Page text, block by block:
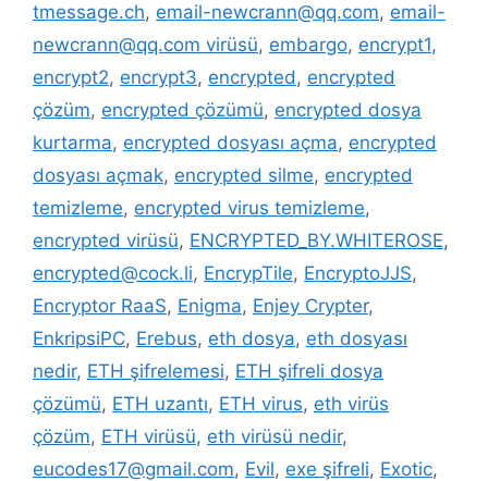
tmessage.ch, email-newcrann@qq.com, email-
newcrann@qq.com virüsü, embargo, encrypt1,
encrypt2, encrypt3, encrypted, encrypted
çözüm, encrypted çözümü, encrypted dosya
kurtarma, encrypted dosyası açma, encrypted
dosyası açmak, encrypted silme, encrypted
temizleme, encrypted virus temizleme,
encrypted virüsü, ENCRYPTED_BY.WHITEROSE,
encrypted@cock.li, EncrypTile, EncryptoJJS,
Encryptor RaaS, Enigma, Enjey Crypter,
EnkripsiPC, Erebus, eth dosya, eth dosyası
nedir, ETH şifrelemesi, ETH şifreli dosya
çözümü, ETH uzantı, ETH virus, eth virüs
çözüm, ETH virüsü, eth virüsü nedir,
eucodes17@gmail.com, Evil, exe şifreli, Exotic,